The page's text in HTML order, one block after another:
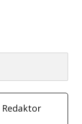
Redaktor